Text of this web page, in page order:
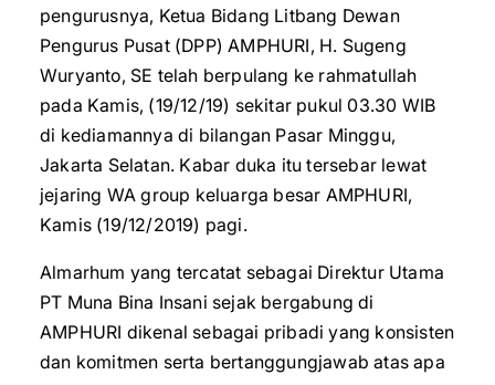
pengurusnya, Ketua Bidang Litbang Dewan
Pengurus Pusat (DPP) AMPHURI, H. Sugeng
Wuryanto, SE telah berpulang ke rahmatullah
pada Kamis, (19/12/19) sekitar pukul 03.30 WIB
di kediamannya di bilangan Pasar Minggu,
Jakarta Selatan. Kabar duka itu tersebar lewat
jejaring WA group keluarga besar AMPHURI,
Kamis (19/12/2019) pagi.
Almarhum yang tercatat sebagai Direktur Utama
PT Muna Bina Insani sejak bergabung di
AMPHURI dikenal sebagai pribadi yang konsisten
dan komitmen serta bertanggungjawab atas apa